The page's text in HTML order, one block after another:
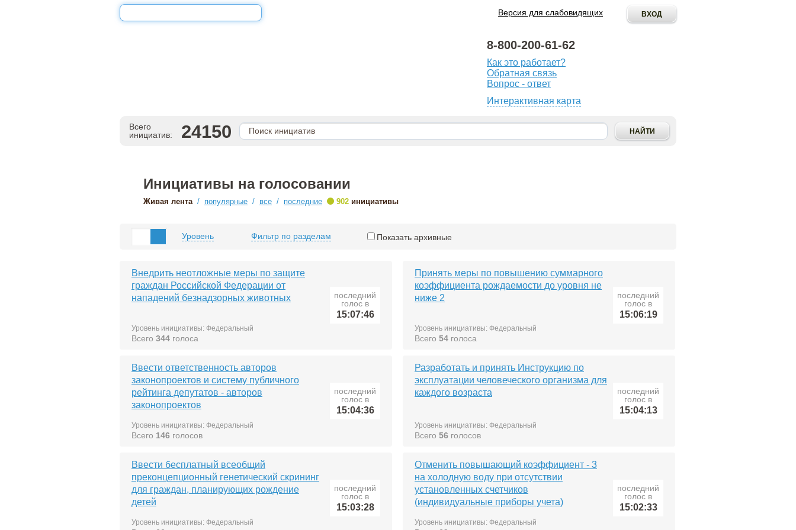
Версия для слабовидящих
8-800-200-61-62
Как это работает?
Обратная связь
Вопрос - ответ
Интерактивная карта
Всего
инициатив:
24150
Инициативы на голосовании
Живая лента / популярные / все / последние •
902 инициативы
Уровень Фильтр по разделам Показать архивные
последний
голос в
15:07:46
Внедрить неотложные меры по защите
граждан Российской Федерации от
нападений безнадзорных животных
Уровень инициативы: Федеральный
Всего 344 голоса
последний
голос в
15:06:19
Принять меры по повышению суммарного
коэффициента рождаемости до уровня не
ниже 2
Уровень инициативы: Федеральный
Всего 54 голоса
последний
голос в
15:04:36
Ввести ответственность авторов
законопроектов и систему публичного
рейтинга депутатов - авторов
законопроектов
Уровень инициативы: Федеральный
Всего 146 голосов
последний
голос в
15:04:13
Разработать и принять Инструкцию по
эксплуатации человеческого организма для
каждого возраста
Уровень инициативы: Федеральный
Всего 56 голосов
последний
голос в
15:03:28
Ввести бесплатный всеобщий
преконцепционный генетический скрининг
для граждан, планирующих рождение
детей
Уровень инициативы: Федеральный
последний
голос в
15:02:33
Отменить повышающий коэффициент - 3
на холодную воду при отсутствии
установленных счетчиков
(индивидуальные приборы учета)
Уровень инициативы: Федеральный